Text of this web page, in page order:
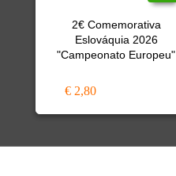
2€ Comemorativa
Eslováquia 2026
"Campeonato Europeu"
€ 2,80